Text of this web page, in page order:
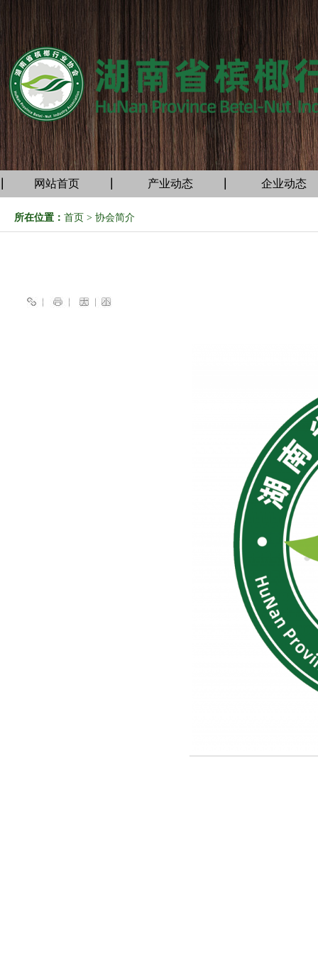
网站首页 产业动态 企业动态
所在位置： 首页 > 协会简介